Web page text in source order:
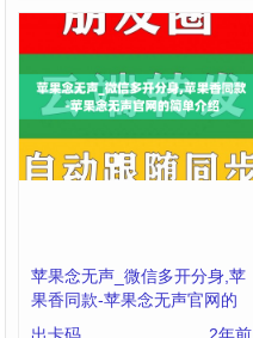
苹果念无声_微信多开分身,苹
果香同款-苹果念无声官网的
简单介绍